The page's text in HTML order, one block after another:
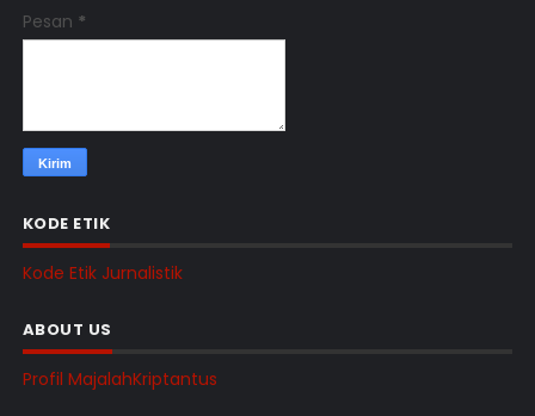
Pesan *
KODE ETIK
Kode Etik Jurnalistik
ABOUT US
Profil MajalahKriptantus